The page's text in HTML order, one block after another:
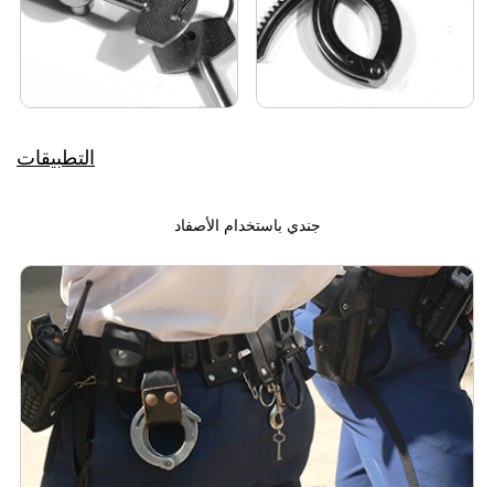
التطبيقات
جندي باستخدام الأصفاد